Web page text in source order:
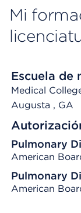
Mi
Escuela de
Medical
Augusta , GA
Pulmonary
American
Pulmonary
American